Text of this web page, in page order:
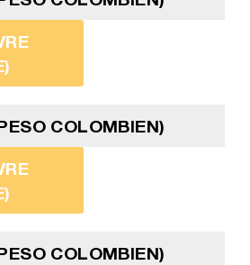
COLOMBIEN)
COLOMBIEN)